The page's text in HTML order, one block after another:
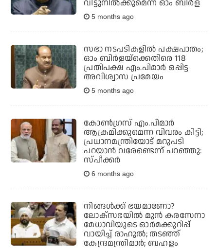
വിട്ടുനില്‍ക്കുമെന്ന് ഓം ബിര്‍ള
5 months ago
സഭാ നടപടികളില്‍ പക്ഷപാതം;
ഓം ബിര്‍ളയ്‌ക്കെതിരെ 118
പ്രതിപക്ഷ എം.പിമാര്‍ ഒപ്പിട്ട
അവിശ്വാസ പ്രമേയം
5 months ago
കോണ്‍ഗ്രസ് എം.പിമാര്‍
ആക്രമിക്കുമെന്ന വിവരം കിട്ടി;
പ്രധാനമന്ത്രിയോട് മറുപടി
പറയാന്‍ വരേണ്ടെന്ന് പറഞ്ഞു:
സ്പീക്കര്‍
6 months ago
നിങ്ങള്‍ക്ക് ഭയമാണോ?
ലോക്‌സഭയില്‍ മുന്‍ കരസേനാ
മേധാവിയുടെ ഓര്‍മക്കുറിപ്പ്
വായിച്ച് രാഹുല്‍; തടഞ്ഞ്
കേന്ദ്രമന്ത്രിമാര്‍; ബഹളം